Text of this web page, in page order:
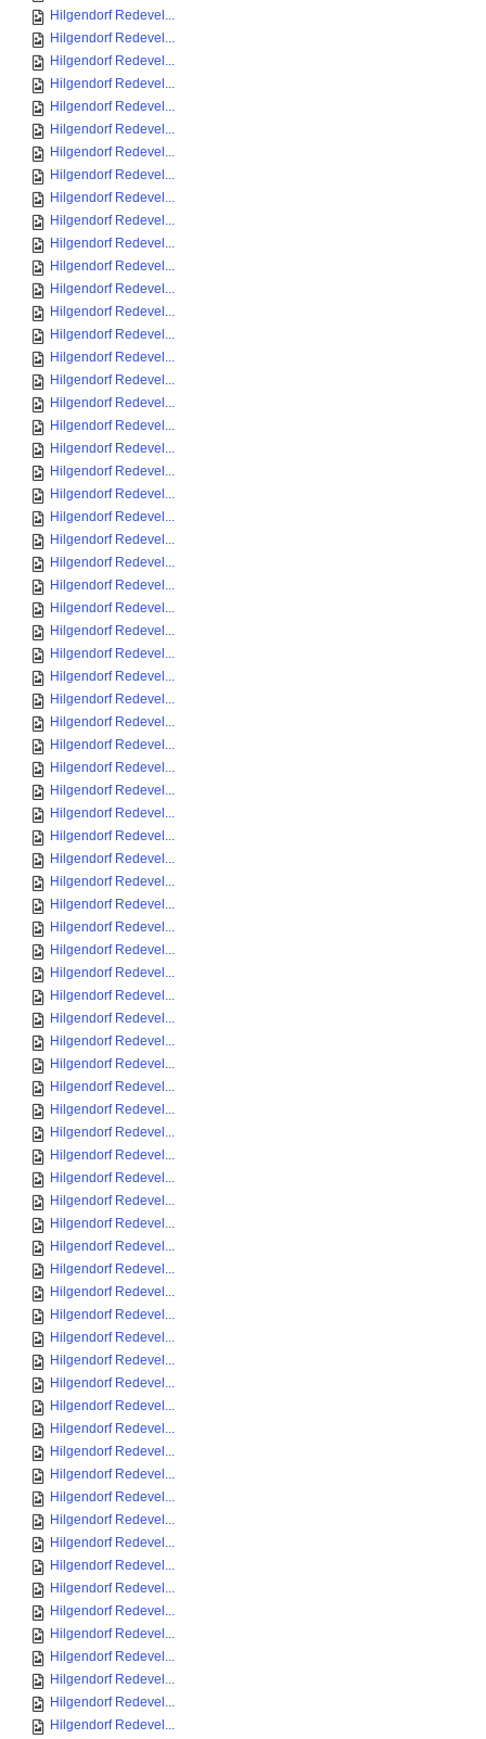
Hilgendorf Redevel...
Hilgendorf Redevel...
Hilgendorf Redevel...
Hilgendorf Redevel...
Hilgendorf Redevel...
Hilgendorf Redevel...
Hilgendorf Redevel...
Hilgendorf Redevel...
Hilgendorf Redevel...
Hilgendorf Redevel...
Hilgendorf Redevel...
Hilgendorf Redevel...
Hilgendorf Redevel...
Hilgendorf Redevel...
Hilgendorf Redevel...
Hilgendorf Redevel...
Hilgendorf Redevel...
Hilgendorf Redevel...
Hilgendorf Redevel...
Hilgendorf Redevel...
Hilgendorf Redevel...
Hilgendorf Redevel...
Hilgendorf Redevel...
Hilgendorf Redevel...
Hilgendorf Redevel...
Hilgendorf Redevel...
Hilgendorf Redevel...
Hilgendorf Redevel...
Hilgendorf Redevel...
Hilgendorf Redevel...
Hilgendorf Redevel...
Hilgendorf Redevel...
Hilgendorf Redevel...
Hilgendorf Redevel...
Hilgendorf Redevel...
Hilgendorf Redevel...
Hilgendorf Redevel...
Hilgendorf Redevel...
Hilgendorf Redevel...
Hilgendorf Redevel...
Hilgendorf Redevel...
Hilgendorf Redevel...
Hilgendorf Redevel...
Hilgendorf Redevel...
Hilgendorf Redevel...
Hilgendorf Redevel...
Hilgendorf Redevel...
Hilgendorf Redevel...
Hilgendorf Redevel...
Hilgendorf Redevel...
Hilgendorf Redevel...
Hilgendorf Redevel...
Hilgendorf Redevel...
Hilgendorf Redevel...
Hilgendorf Redevel...
Hilgendorf Redevel...
Hilgendorf Redevel...
Hilgendorf Redevel...
Hilgendorf Redevel...
Hilgendorf Redevel...
Hilgendorf Redevel...
Hilgendorf Redevel...
Hilgendorf Redevel...
Hilgendorf Redevel...
Hilgendorf Redevel...
Hilgendorf Redevel...
Hilgendorf Redevel...
Hilgendorf Redevel...
Hilgendorf Redevel...
Hilgendorf Redevel...
Hilgendorf Redevel...
Hilgendorf Redevel...
Hilgendorf Redevel...
Hilgendorf Redevel...
Hilgendorf Redevel...
Hilgendorf Redevel...